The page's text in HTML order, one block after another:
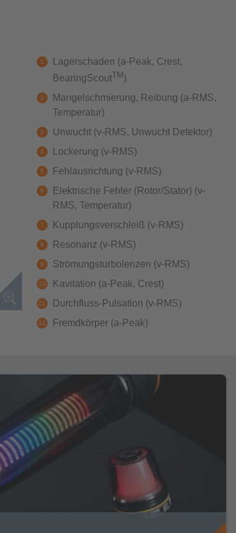
Lagerschaden (a-Peak, Crest,
BearingScoutTM)
Mangelschmierung, Reibung (a-RMS,
Temperatur)
Unwucht (v-RMS, Unwucht Detektor)
Lockerung (v-RMS)
Fehlausrichtung (v-RMS)
Elektrische Fehler (Rotor/Stator) (v-
RMS, Temperatur)
Kupplungsverschleiß (v-RMS)
Resonanz (v-RMS)
Strömungsturbolenzen (v-RMS)
Kavitation (a-Peak, Crest)
Durchfluss-Pulsation (v-RMS)
Fremdkörper (a-Peak)